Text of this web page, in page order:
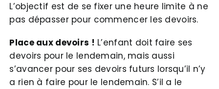
L’objectif est de se fixer une heure limite à ne
pas dépasser pour commencer les devoirs.
Place aux devoirs ! L’enfant doit faire ses
devoirs pour le lendemain, mais aussi
s’avancer pour ses devoirs futurs lorsqu’il n’y
a rien à faire pour le lendemain. S’il a le